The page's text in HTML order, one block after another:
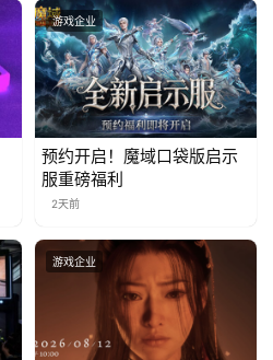
游戏企业
预约开启！魔域口袋版启示
服重磅福利
2天前
游戏企业